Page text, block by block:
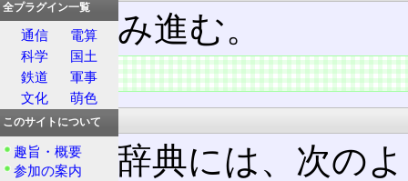
馬が歩み進む。
概要
大漢和辞典
大漢和辞典には、次の
全プラグイン一覧
通信
電算
科学
国土
鉄道
軍事
文化
萌色
このサイトについて
趣旨・概要
参加の案内